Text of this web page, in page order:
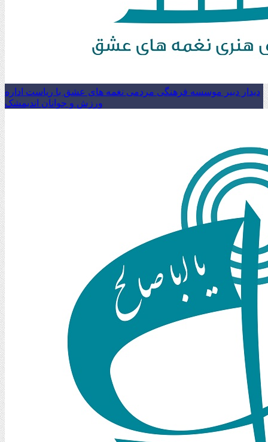
دیدار دبیر موسسه فرهنگی مردمی نغمه های عشق با ریاست اداره
ورزش و جوانان اندیمشک